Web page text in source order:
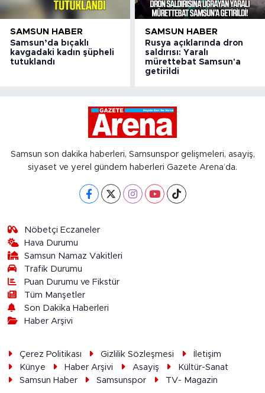
SAMSUN HABER
Samsun’da bıçaklı
kavgadaki kadın şüpheli
tutuklandı
SAMSUN HABER
Rusya açıklarında dron
saldırısı: Yaralı
mürettebat Samsun'a
getirildi
Samsun son dakika haberleri, Samsunspor gelişmeleri, asayiş,
siyaset ve yerel gündem haberleri Gazete Arena’da.
Nöbetçi Eczaneler
Hava Durumu
Samsun Namaz Vakitleri
Trafik Durumu
Puan Durumu ve Fikstür
Tüm Manşetler
Son Dakika Haberleri
Haber Arşivi
Çerez Politikası Gizlilik Sözleşmesi
İletişim
Künye
Haber Arşivi Asayiş
Kültür-Sanat
Samsun Haber
Samsunspor TV- Magazin